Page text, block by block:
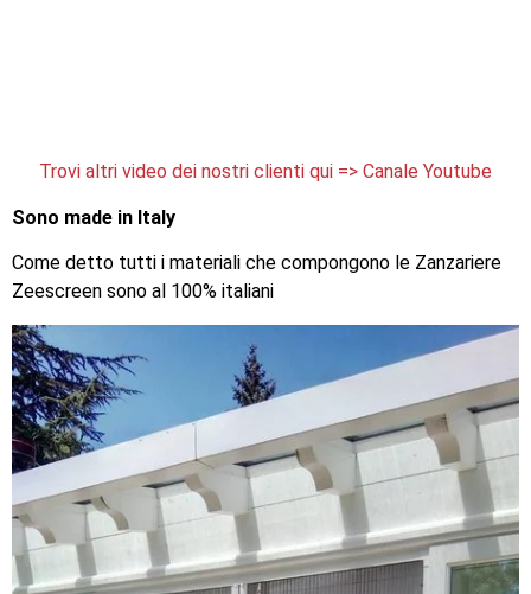
Trovi altri video dei nostri clienti qui => Canale Youtube
Sono made in Italy
Come detto tutti i materiali che compongono le Zanzariere
Zeescreen sono al 100% italiani